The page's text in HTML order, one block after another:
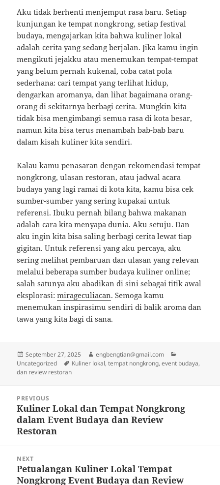
Aku tidak berhenti menjemput rasa baru. Setiap
kunjungan ke tempat nongkrong, setiap festival
budaya, mengajarkan kita bahwa kuliner lokal
adalah cerita yang sedang berjalan. Jika kamu ingin
mengikuti jejakku atau menemukan tempat-tempat
yang belum pernah kukenal, coba catat pola
sederhana: cari tempat yang terlihat hidup,
dengarkan aromanya, dan lihat bagaimana orang-
orang di sekitarnya berbagi cerita. Mungkin kita
tidak bisa mengimbangi semua rasa di kota besar,
namun kita bisa terus menambah bab-bab baru
dalam kisah kuliner kita sendiri.
Kalau kamu penasaran dengan rekomendasi tempat
nongkrong, ulasan restoran, atau jadwal acara
budaya yang lagi ramai di kota kita, kamu bisa cek
sumber-sumber yang sering kupakai untuk
referensi. Ibuku pernah bilang bahwa makanan
adalah cara kita menyapa dunia. Aku setuju. Dan
aku ingin kita bisa saling berbagi cerita lewat tiap
gigitan. Untuk referensi yang aku percaya, aku
sering melihat pembaruan dan ulasan yang relevan
melalui beberapa sumber budaya kuliner online;
salah satunya aku abadikan di sini sebagai titik awal
eksplorasi:mirageculiacan. Semoga kamu
menemukan inspirasimu sendiri di balik aroma dan
tawa yang kita bagi di sana.
Posted
on
September 27, 2025 Author
engbengtian@gmail.com
Uncategorized
Tags
Kuliner lokal, tempat nongkrong, event budaya,
dan review restoran
navigation
PREVIOUS
Previous
post:
Kuliner Lokal dan Tempat Nongkrong
dalam Event Budaya dan Review
Restoran
NEXT
Next
post:
Petualangan Kuliner Lokal Tempat
Nongkrong Event Budaya dan Review